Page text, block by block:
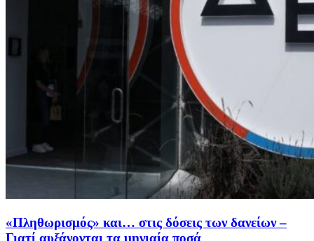
«Πληθωρισμός» και… στις δόσεις των δανείων –
Γιατί αυξάνονται τα μηνιαία ποσά